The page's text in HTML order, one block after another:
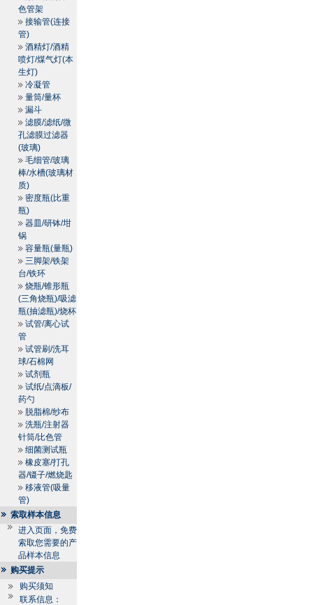
色管架
接输管(连接
管)
酒精灯/酒精
喷灯/煤气灯(本
生灯)
冷凝管
量筒/量杯
漏斗
滤膜/滤纸/微
孔滤膜过滤器
(玻璃)
毛细管/玻璃
棒/水槽(玻璃材
质)
密度瓶(比重
瓶)
器皿/研钵/坩
锅
容量瓶(量瓶)
三脚架/铁架
台/铁环
烧瓶/锥形瓶
(三角烧瓶)/吸滤
瓶(抽滤瓶)/烧杯
试管/离心试
管
试管刷/洗耳
球/石棉网
试剂瓶
试纸/点滴板/
药勺
脱脂棉/纱布
洗瓶/注射器
针筒/比色管
细菌测试瓶
橡皮塞/打孔
器/镊子/燃烧匙
移液管(吸量
管)
索取样本信息
进入页面，免费
索取您需要的产
品样本信息
购买提示
购买须知
联系信息：